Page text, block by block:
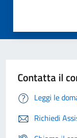
Contatta il
Leggi le
Richiedi